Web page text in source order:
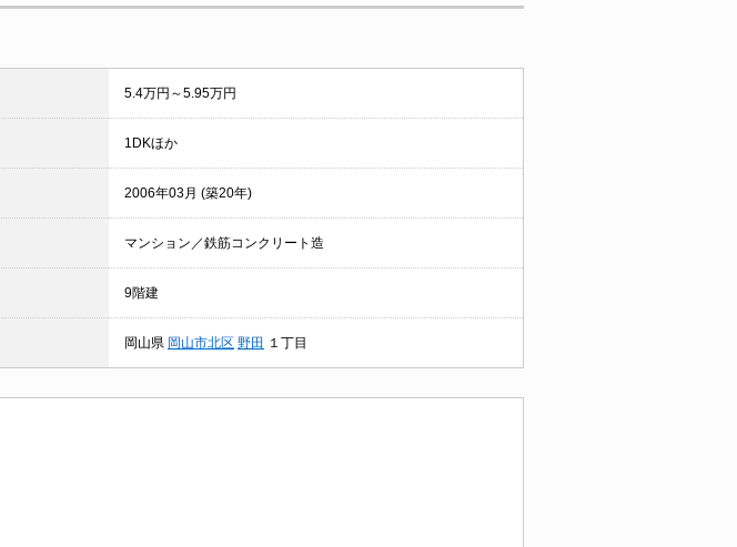
5.4万円～5.95万円
1DKほか
2006年03月 (築20年)
マンション／鉄筋コンクリート造
9階建
岡山県 岡山市北区 野田 １丁目